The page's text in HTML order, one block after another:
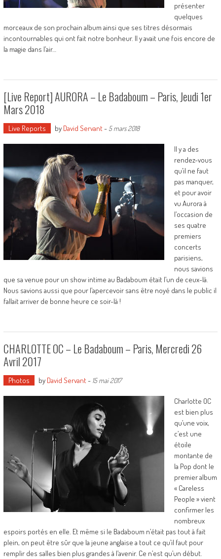
présenter
quelques
morceaux de son prochain album ainsi que ses titres désormais
incontournables qui ont fait notre bonheur. Il y avait une fois encore de
la magie dans l’air…
[Live Report] AURORA – Le Badaboum – Paris, Jeudi 1er
Mars 2018
Live Reports by David Servant- 5 mars 2018
Il y a des
rendez-vous
qu’il ne faut
pas manquer,
et pour avoir
vu Aurora à
l’occasion de
ses quatre
premiers
concerts
parisiens,
nous savions
que sa venue pour un show intime au Badaboum était l’un de ceux-là.
Nous savions aussi que pour l’apercevoir sans être noyé dans le public il
fallait arriver de bonne heure ce soir-là !
CHARLOTTE OC – Le Badaboum – Paris, Mercredi 26
Avril 2017
Photos by David Servant- 15 mai 2017
Charlotte OC
est bien plus
qu’une voix,
c’est une
étoile
montante de
la Pop dont le
premier album
« Careless
People » vient
confirmer les
nombreux
espoirs portés en elle. Et même si le Badaboum n’était pas tout à fait
plein, on peut être sûr que la jeune anglaise a tout ce qu’il faut pour
remplir des salles bien plus grandes à l’avenir. Ce n’est qu’un début.